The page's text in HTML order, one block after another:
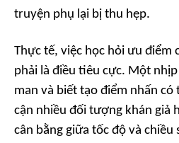
truyện phụ lại bị thu hẹp.
Thực tế, việc học hỏi ưu điểm
phải là điều tiêu cực. Một
man và biết tạo điểm nhấn
cận nhiều đối tượng khán giả
cân bằng giữa tốc độ và chiều